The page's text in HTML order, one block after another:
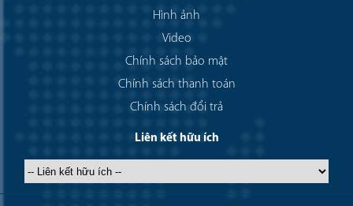
Hình ảnh
Video
Chính sách bảo mật
Chính sách thanh toán
Chính sách đổi trả
Liên kết hữu ích